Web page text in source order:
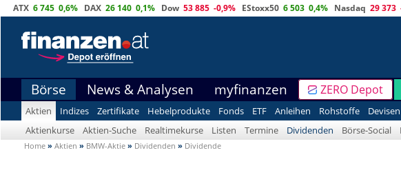
ATX 6 745 0,6% DAX 26 140 0,1% Dow 53 885 -0,9% EStoxx50 6 503 0,4% Nasdaq 29 373
Börse News & Analysen myfinanzen ZERO Depot
Aktien Indizes Zertifikate Hebelprodukte Fonds ETF Anleihen Rohstoffe Devisen
Aktienkurse
Aktien-Suche Realtimekurse Listen Termine Dividenden Börse-Social
Home » Aktien » BMW-Aktie » Dividenden » Dividende